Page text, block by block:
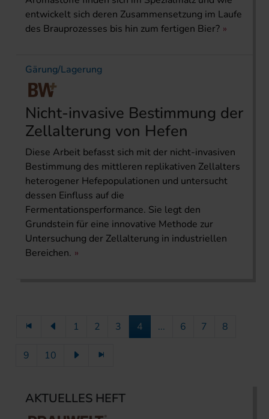
entwickelt sich deren Zusammensetzung im Laufe
des Brauprozesses bis hin zum fertigen Bier?
Gärung/Lagerung
Nicht-invasive Bestimmung der
Zellalterung von Hefen
Diese Arbeit befasst sich mit der nicht-invasiven
Bestimmung des mittleren replikativen Zellalters
heterogener Hefepopulationen und untersucht
dessen Einfluss auf die
Fermentationsperformance. Sie legt den
Grundstein für eine innovative Methode zur
Untersuchung der Zellalterung in industriellen
Bereichen.
1 2 3 4 ... 6 7 8
9 10
AKTUELLES HEFT